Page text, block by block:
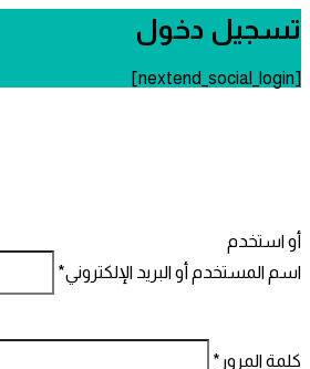
تسجيل دخول
[nextend_social_login]
أو استخدم
اسم المستخدم أو البريد الإلكتروني*
كلمة المرور *